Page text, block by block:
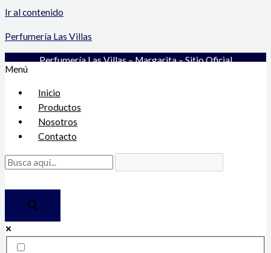
Ir al contenido
Perfumería Las Villas
Perfumería Las Villas – Margarita – Sitio Oficial
Menú
Inicio
Productos
Nosotros
Contacto